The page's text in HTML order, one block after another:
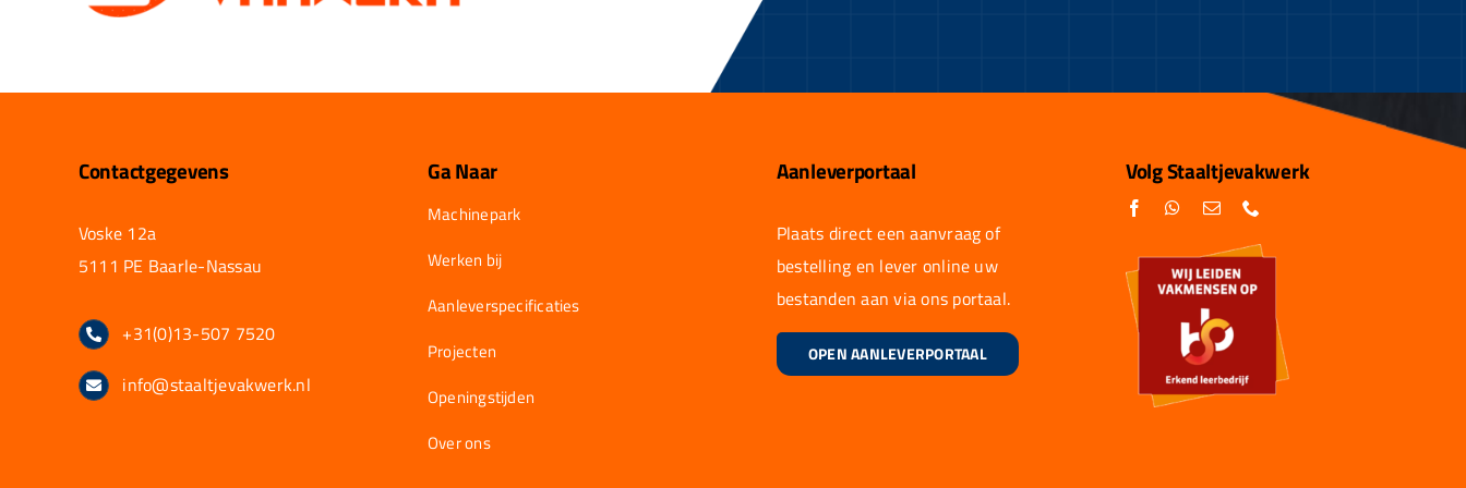
Contactgegevens
Voske 12a
5111 PE Baarle-Nassau
+31(0)13-507 7520
info@staaltjevakwerk.nl
Ga Naar
Machinepark
Werken bij
Aanleverspecificaties
Projecten
Openingstijden
Over ons
Aanleverportaal
Plaats direct een aanvraag of
bestelling en lever online uw
bestanden aan via ons portaal.
OPEN AANLEVERPORTAAL
Volg Staaltjevakwerk